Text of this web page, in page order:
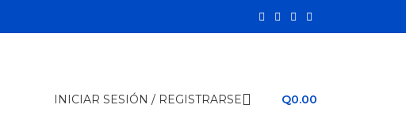
INICIAR SESIÓN / REGISTRARSE Q0.00